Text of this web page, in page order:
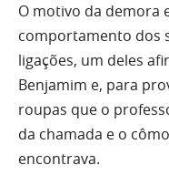
O motivo da demora
comportamento dos
ligações, um deles
Benjamim e, para
roupas que o
da chamada e o
encontrava.